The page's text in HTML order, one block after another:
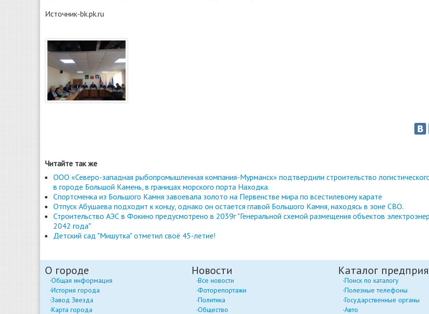
Источник-bk.pk.ru
Читайте так же
ООО «Северо-западная рыбопромышленная компания-Мурманск» подтвердили строительство
в городе Большой Камень, в границах морского порта Находка.
Спортсменка из Большого Камня завоевала золото на Первенстве мира по всестилевому карате
Отпуск Абушаева подходит к концу, однако он остается главой Большого Камня, находясь в зоне СВО.
Строительство АЭС в Фокино предусмотрено в 2039г "Генеральной схемой размещения объектов
2042 года"
Детский сад "Мишутка" отметил своё 45-летие!
О городе
Общая информация
История города
Завод Звезда
Карта города
Новости
Все новости
Фоторепортажи
Политика
Общество
Каталог
Поиск по каталогу
Полезные телефоны
Государственные органы
Авто